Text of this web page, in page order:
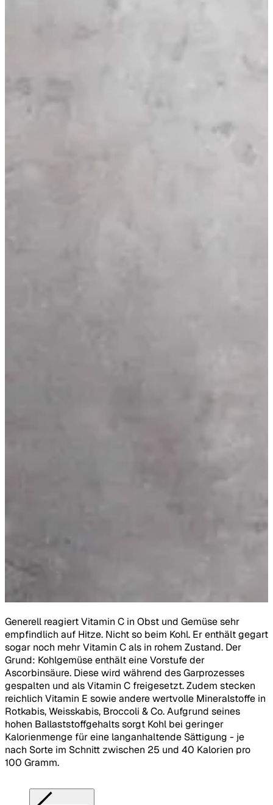
Generell reagiert Vitamin C in Obst und Gemüse sehr
empfindlich auf Hitze. Nicht so beim Kohl. Er enthält gegart
sogar noch mehr Vitamin C als in rohem Zustand. Der
Grund: Kohlgemüse enthält eine Vorstufe der
Ascorbinsäure. Diese wird während des Garprozesses
gespalten und als Vitamin C freigesetzt. Zudem stecken
reichlich Vitamin E sowie andere wertvolle Mineralstoffe in
Rotkabis, Weisskabis, Broccoli & Co. Aufgrund seines
hohen Ballaststoffgehalts sorgt Kohl bei geringer
Kalorienmenge für eine langanhaltende Sättigung - je
nach Sorte im Schnitt zwischen 25 und 40 Kalorien pro
100 Gramm.